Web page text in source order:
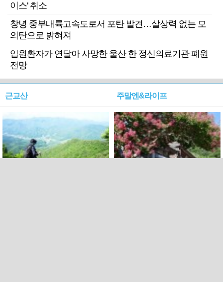
이스' 취소
창녕 중부내륙고속도로서 포탄 발견…살상력 없는 모
의탄으로 밝혀져
입원환자가 연달아 사망한 울산 한 정신의료기관 폐원
전망
근교산 주말엔&라이프